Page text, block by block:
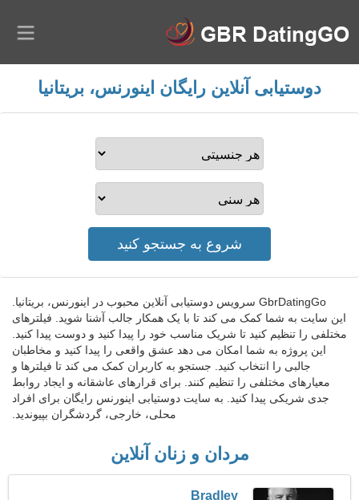
دوستیابی آنلاین رایگان اینورنس، بریتانیا
GbrDatingGo سرویس دوستیابی آنلاین محبوب در اینورنس، بریتانیا.
این سایت به شما کمک می کند تا با یک همکار جالب آشنا شوید. فیلترهای
مختلفی را تنظیم کنید تا شریک مناسب خود را پیدا کنید و دوست پیدا کنید.
این پروژه به شما امکان می دهد عشق واقعی را پیدا کنید و مخاطبان
جالبی را انتخاب کنید. جستجو به کاربران کمک می کند تا فیلترها و
معیارهای مختلفی را تنظیم کنند. برای قرارهای عاشقانه و ایجاد روابط
جدی شریکی پیدا کنید. به سایت دوستیابی اینورنس رایگان برای افراد
محلی، خارجی، گردشگران بپیوندید.
مردان و زنان آنلاین
Bradley